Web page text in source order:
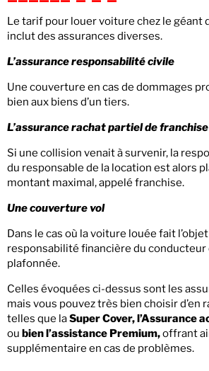
Le tarif pour louer voiture chez le géant
inclut des assurances diverses.
L’assurance responsabilité civile
Une couverture en cas de dommages
bien aux biens d’un tiers.
L’assurance rachat partiel de
Si une collision venait à survenir, la
du responsable de la location est alors
montant maximal, appelé franchise.
Une couverture vol
Dans le cas où la voiture louée fait l’objet
responsabilité financière du
plafonnée.
Celles évoquées ci-dessus sont les
mais vous pouvez très bien choisir d’en
telles que laSuper Cover, l’Assurance
ou bien l’assistance Premium,offrant
supplémentaire en cas de problèmes.